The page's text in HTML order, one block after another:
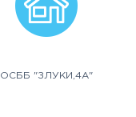
ОСББ "ЗЛУКИ,4А"